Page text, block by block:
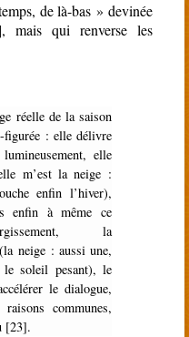
de là-bas » devinée
mais qui renverse les
figurée : elle délivre
elle
m’est la neige :
enfin l’hiver),
enfin à même ce
la
neige : aussi une,
le soleil pesant), le
le dialogue,
communes,
[23].